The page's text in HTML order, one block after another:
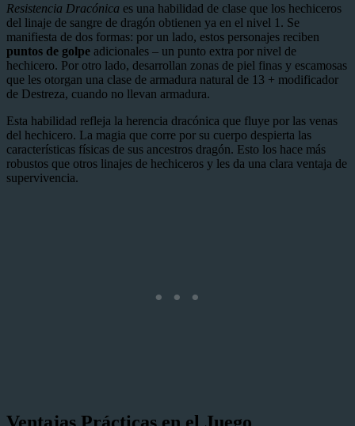
Resistencia Dracónica es una habilidad de clase que los hechiceros
del linaje de sangre de dragón obtienen ya en el nivel 1. Se
manifiesta de dos formas: por un lado, estos personajes reciben
puntos de golpe adicionales – un punto extra por nivel de
hechicero. Por otro lado, desarrollan zonas de piel finas y escamosas
que les otorgan una clase de armadura natural de 13 + modificador
de Destreza, cuando no llevan armadura.
Esta habilidad refleja la herencia dracónica que fluye por las venas
del hechicero. La magia que corre por su cuerpo despierta las
características físicas de sus ancestros dragón. Esto los hace más
robustos que otros linajes de hechiceros y les da una clara ventaja de
supervivencia.
Ventajas Prácticas en el Juego